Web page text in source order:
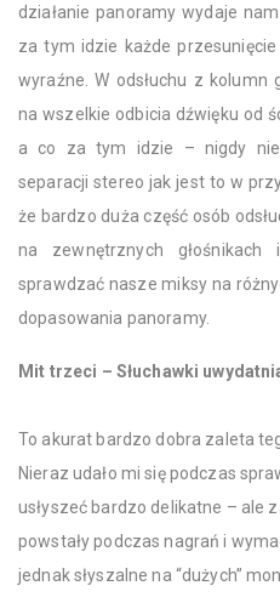
działanie panoramy wydaje
za tym idzie każde
wyraźne. W odsłuchu z kolumn
na wszelkie odbicia dźwięku od
a co za tym idzie – nigdy nie
separacji stereo jak jest to w
że bardzo duża część osób
na zewnętrznych
sprawdzać nasze miksy na
dopasowania panoramy.
Mit trzeci – Słuchawki
To akurat bardzo dobra zaleta
Nieraz udało mi się podczas
usłyszeć bardzo delikatne – ale
powstały podczas nagrań i
jednak słyszalne na “dużych”